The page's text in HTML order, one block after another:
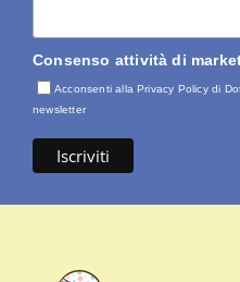
Consenso attività di
Acconsenti alla Privacy Policy di
newsletter